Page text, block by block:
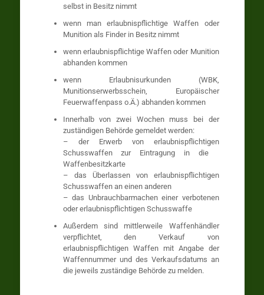
selbst in Besitz nimmt
wenn man erlaubnispflichtige Waffen oder
Munition als Finder in Besitz nimmt
wenn erlaubnispflichtige Waffen oder Munition
abhanden kommen
wenn Erlaubnisurkunden (WBK,
Munitionserwerbsschein, Europäischer
Feuerwaffenpass o.Ä.) abhanden kommen
Innerhalb von zwei Wochen muss bei der
zuständigen Behörde gemeldet werden:
– der Erwerb von erlaubnispflichtigen
Schusswaffen zur Eintragung in die
Waffenbesitzkarte
– das Überlassen von erlaubnispflichtigen
Schusswaffen an einen anderen
– das Unbrauchbarmachen einer verbotenen
oder erlaubnispflichtigen Schusswaffe
Außerdem sind mittlerweile Waffenhändler
verpflichtet, den Verkauf von
erlaubnispflichtigen Waffen mit Angabe der
Waffennummer und des Verkaufsdatums an
die jeweils zuständige Behörde zu melden.